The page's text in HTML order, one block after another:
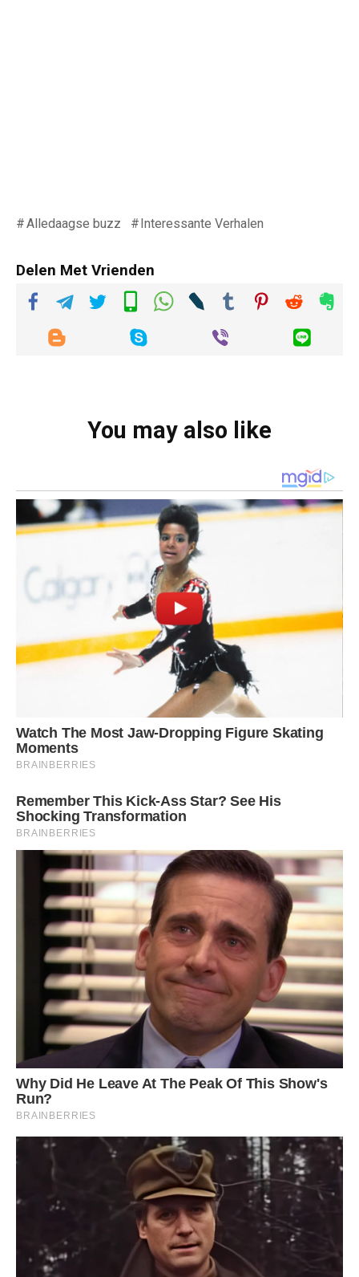
Alledaagse buzz Interessante Verhalen
Delen Met Vrienden
You may also like